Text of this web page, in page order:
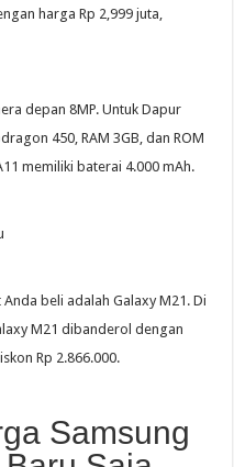
harga Rp 2,999 juta,
depan 8MP. Untuk Dapur
450, RAM 3GB, dan ROM
memiliki baterai 4.000 mAh.
beli adalah Galaxy M21. Di
M21 dibanderol dengan
Rp 2.866.000.
Samsung